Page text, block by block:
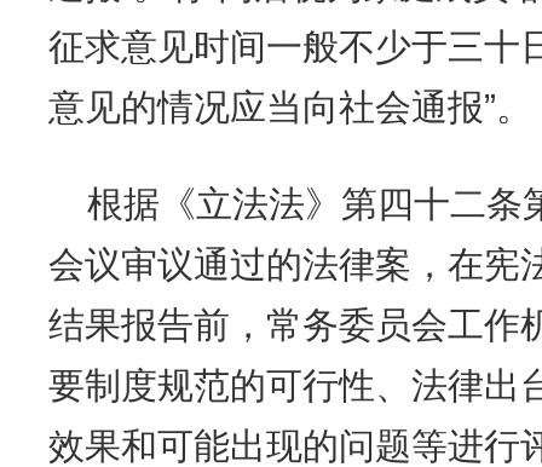
征求意见时间一般不少于三十
意见的情况应当向社会通报”。
根据《立法法》第四十二条
会议审议通过的法律案，在宪
结果报告前，常务委员会工作
要制度规范的可行性、法律出
效果和可能出现的问题等进行